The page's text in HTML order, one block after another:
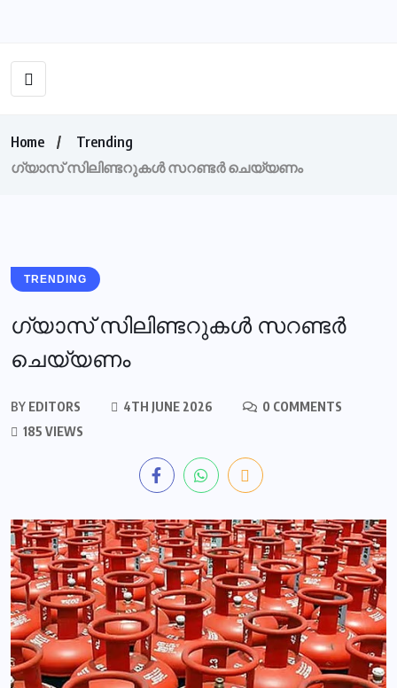
Home
Trending
ഗ്യാസ് സിലിണ്ടറുകള്‍ സറണ്ടര്‍ ചെയ്യണം
TRENDING
ഗ്യാസ് സിലിണ്ടറുകള്‍ സറണ്ടര്‍
ചെയ്യണം
BY EDITORS 4TH JUNE 2026
0 COMMENTS
185 VIEWS